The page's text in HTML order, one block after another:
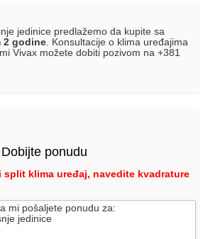
jedinice predlažemo da kupite sa
2 godine. Konsultacije o klima uređajima
Vivax možete dobiti pozivom na +381
Dobijte ponudu
split klima uređaj, navedite kvadrature